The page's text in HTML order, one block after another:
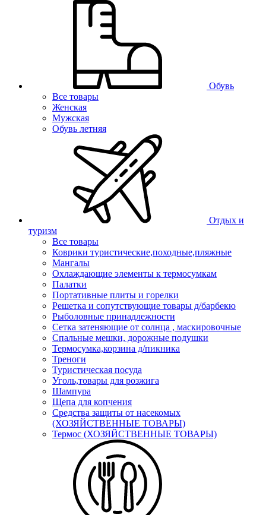
Обувь
Все товары
Женская
Мужская
Обувь летняя
Отдых и
туризм
Все товары
Коврики туристические,походные,пляжные
Мангалы
Охлаждающие элементы к термосумкам
Палатки
Портативные плиты и горелки
Решетка и сопутствующие товары д/барбекю
Рыболовные принадлежности
Сетка затеняющие от солнца , маскировочные
Спальные мешки, дорожные подушки
Термосумка,корзина д/пикника
Треноги
Туристическая посуда
Уголь,товары для розжига
Шампура
Щепа для копчения
Средства защиты от насекомых
(ХОЗЯЙСТВЕННЫЕ ТОВАРЫ)
Термос (ХОЗЯЙСТВЕННЫЕ ТОВАРЫ)